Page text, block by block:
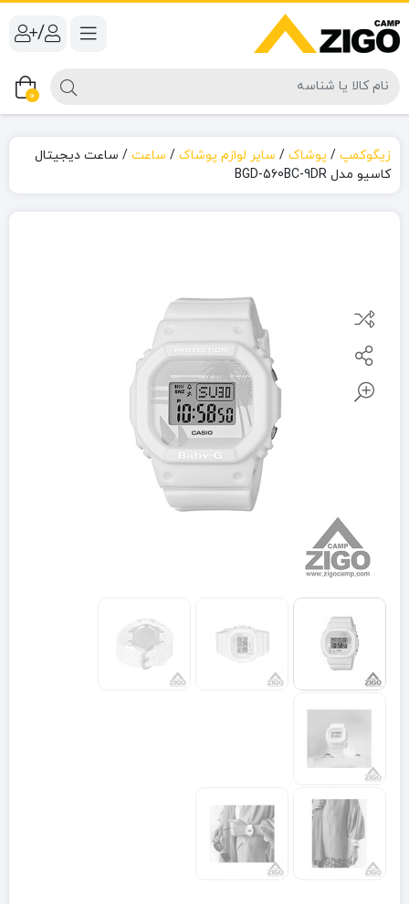
/
0
زیگوکمپ / پوشاک / سایر لوازم پوشاک / ساعت / ساعت دیجیتال
کاسیو مدل BGD-560BC-9DR